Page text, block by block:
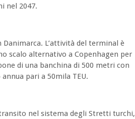
nel 2047.
L’attività del terminal è
scalo alternativo a Copenhagen per
di una banchina di 500 metri con
pari a 50mila TEU.
nel sistema degli Stretti turchi,